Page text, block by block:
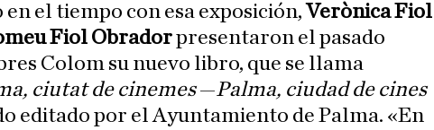
el tiempo con esa exposición,Verònica Fiol
Fiol Obradorpresentaron el pasado
Colom su nuevo libro, que se llama
ciutat de cinemes—Palma, ciudad de cines
editado por el Ayuntamiento de Palma. «En